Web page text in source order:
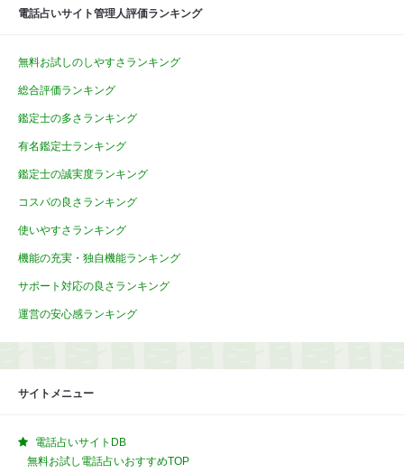
電話占いサイト管理人評価ランキング
無料お試しのしやすさランキング
総合評価ランキング
鑑定士の多さランキング
有名鑑定士ランキング
鑑定士の誠実度ランキング
コスパの良さランキング
使いやすさランキング
機能の充実・独自機能ランキング
サポート対応の良さランキング
運営の安心感ランキング
サイトメニュー
電話占いサイトDB
無料お試し電話占いおすすめTOP